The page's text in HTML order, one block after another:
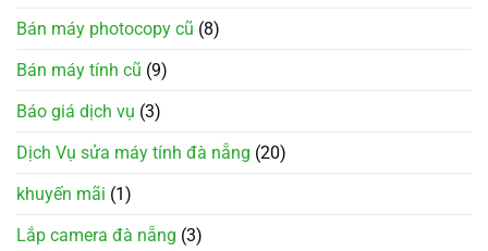
Bán máy photocopy cũ (8)
Bán máy tính cũ (9)
Báo giá dịch vụ (3)
Dịch Vụ sửa máy tính đà nẵng (20)
khuyến mãi (1)
Lắp camera đà nẵng (3)